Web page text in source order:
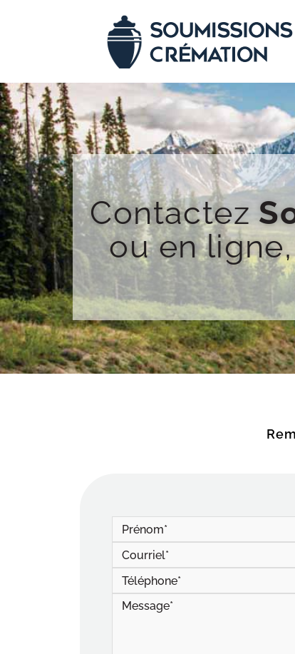
Contactez
ou en